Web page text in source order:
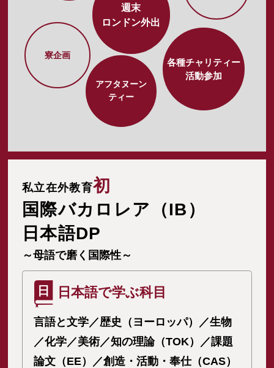
週末
ロンドン外出
寮企画
各種チャリティー
活動参加
アフタヌーン
ティー
私立在外教育初
国際バカロレア（IB）
日本語DP
～母語で磨く国際性～
日 日本語で学ぶ科目
言語と文学／歴史（ヨーロッパ）／生物
／化学／美術／知の理論（TOK）／課題
論文（EE）／創造・活動・奉仕（CAS）